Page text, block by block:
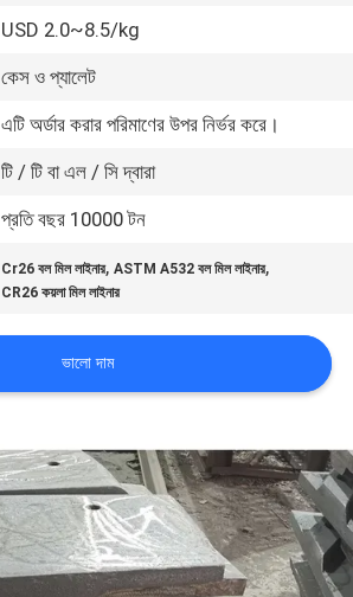
USD 2.0~8.5/kg
কেস ও প্যালেট
এটি অর্ডার করার পরিমাণের উপর নির্ভর করে।
টি / টি বা এল / সি দ্বারা
প্রতি বছর 10000 টন
Cr26 বল মিল লাইনার,ASTM A532 বল মিল লাইনার,
CR26 কয়লা মিল লাইনার
ভালো দাম